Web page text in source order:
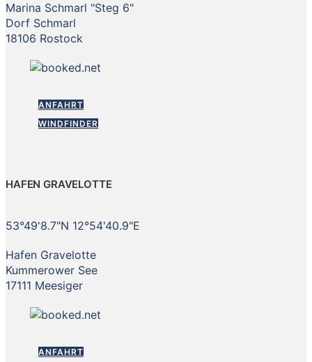
Marina Schmarl "Steg 6"
Dorf Schmarl
18106 Rostock
ANFAHRT
WINDFINDER
HAFEN GRAVELOTTE
53°49'8.7"N 12°54'40.9"E
Hafen Gravelotte
Kummerower See
17111 Meesiger
ANFAHRT